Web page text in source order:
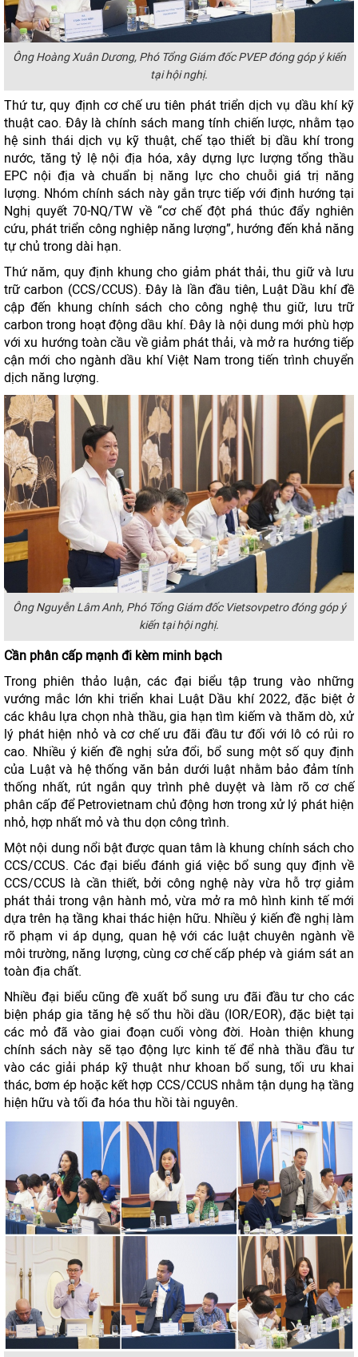
Ông Hoàng Xuân Dương, Phó Tổng Giám đốc PVEP đóng góp ý kiến
tại hội nghị.
Thứ tư, quy định cơ chế ưu tiên phát triển dịch vụ dầu khí kỹ
thuật cao. Đây là chính sách mang tính chiến lược, nhằm tạo
hệ sinh thái dịch vụ kỹ thuật, chế tạo thiết bị dầu khí trong
nước, tăng tỷ lệ nội địa hóa, xây dựng lực lượng tổng thầu
EPC nội địa và chuẩn bị năng lực cho chuỗi giá trị năng
lượng. Nhóm chính sách này gắn trực tiếp với định hướng tại
Nghị quyết 70-NQ/TW về “cơ chế đột phá thúc đẩy nghiên
cứu, phát triển công nghiệp năng lượng”, hướng đến khả năng
tự chủ trong dài hạn.
Thứ năm, quy định khung cho giảm phát thải, thu giữ và lưu
trữ carbon (CCS/CCUS). Đây là lần đầu tiên, Luật Dầu khí đề
cập đến khung chính sách cho công nghệ thu giữ, lưu trữ
carbon trong hoạt động dầu khí. Đây là nội dung mới phù hợp
với xu hướng toàn cầu về giảm phát thải, và mở ra hướng tiếp
cận mới cho ngành dầu khí Việt Nam trong tiến trình chuyển
dịch năng lượng.
Ông Nguyễn Lâm Anh, Phó Tổng Giám đốc Vietsovpetro đóng góp ý
kiến tại hội nghị.
Cần phân cấp mạnh đi kèm minh bạch
Trong phiên thảo luận, các đại biểu tập trung vào những
vướng mắc lớn khi triển khai Luật Dầu khí 2022, đặc biệt ở
các khâu lựa chọn nhà thầu, gia hạn tìm kiếm và thăm dò, xử
lý phát hiện nhỏ và cơ chế ưu đãi đầu tư đối với lô có rủi ro
cao. Nhiều ý kiến đề nghị sửa đổi, bổ sung một số quy định
của Luật và hệ thống văn bản dưới luật nhằm bảo đảm tính
thống nhất, rút ngắn quy trình phê duyệt và làm rõ cơ chế
phân cấp để Petrovietnam chủ động hơn trong xử lý phát hiện
nhỏ, hợp nhất mỏ và thu dọn công trình.
Một nội dung nổi bật được quan tâm là khung chính sách cho
CCS/CCUS. Các đại biểu đánh giá việc bổ sung quy định về
CCS/CCUS là cần thiết, bởi công nghệ này vừa hỗ trợ giảm
phát thải trong vận hành mỏ, vừa mở ra mô hình kinh tế mới
dựa trên hạ tầng khai thác hiện hữu. Nhiều ý kiến đề nghị làm
rõ phạm vi áp dụng, quan hệ với các luật chuyên ngành về
môi trường, năng lượng, cùng cơ chế cấp phép và giám sát an
toàn địa chất.
Nhiều đại biểu cũng đề xuất bổ sung ưu đãi đầu tư cho các
biện pháp gia tăng hệ số thu hồi dầu (IOR/EOR), đặc biệt tại
các mỏ đã vào giai đoạn cuối vòng đời. Hoàn thiện khung
chính sách này sẽ tạo động lực kinh tế để nhà thầu đầu tư
vào các giải pháp kỹ thuật như khoan bổ sung, tối ưu khai
thác, bơm ép hoặc kết hợp CCS/CCUS nhằm tận dụng hạ tầng
hiện hữu và tối đa hóa thu hồi tài nguyên.